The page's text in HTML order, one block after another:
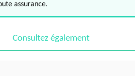
assurance.
Consultez également